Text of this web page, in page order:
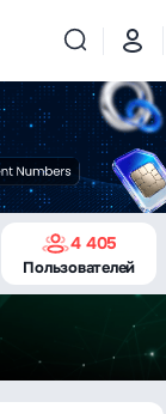
4 405
Пользователей